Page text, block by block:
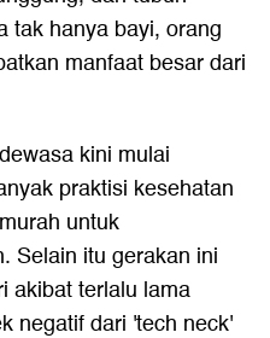
tak hanya bayi, orang
manfaat besar dari
kini mulai
praktisi kesehatan
untuk
Selain itu gerakan ini
akibat terlalu lama
negatif dari 'tech neck'